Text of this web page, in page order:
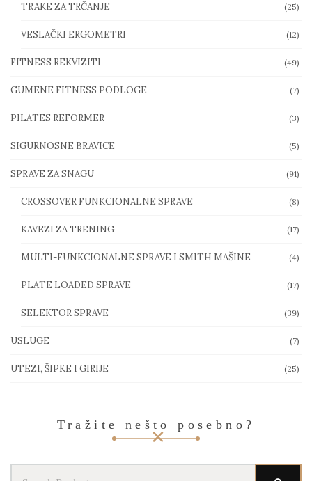
TRAKE ZA TRČANJE (25)
VESLAČKI ERGOMETRI (12)
FITNESS REKVIZITI (49)
GUMENE FITNESS PODLOGE (7)
PILATES REFORMER (3)
SIGURNOSNE BRAVICE (5)
SPRAVE ZA SNAGU (91)
CROSSOVER FUNKCIONALNE SPRAVE (8)
KAVEZI ZA TRENING (17)
MULTI-FUNKCIONALNE SPRAVE I SMITH MAŠINE (4)
PLATE LOADED SPRAVE (17)
SELEKTOR SPRAVE (39)
USLUGE (7)
UTEZI, ŠIPKE I GIRIJE (25)
Tražite nešto posebno?